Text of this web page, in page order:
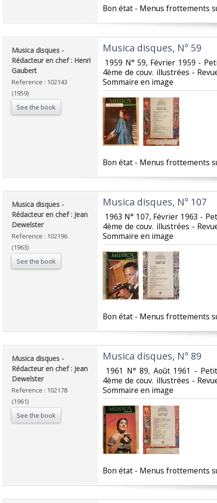
‎Bon état - Menus frottements
‎Musica disques -
Rédacteur en chef : Henri
Gaubert‎
Reference : 102143
(1959)
See the book
‎Musica disques, N° 59‎
1959 N° 59, Février 1959 -
4ème de couv. illustrées -
Sommaire en image‎
‎Bon état - Menus frottements
‎Musica disques -
Rédacteur en chef : Jean
Dewelster‎
Reference : 102196
(1963)
See the book
‎Musica disques, N° 107‎
1963 N° 107, Février 1963 -
4ème de couv. illustrées -
Sommaire en image‎
‎Bon état - Menus frottements
‎Musica disques -
Rédacteur en chef : Jean
Dewelster‎
Reference : 102178
(1961)
See the book
‎Musica disques, N° 89‎
1961 N° 89, Août 1961 -
4ème de couv. illustrées -
Sommaire en image‎
‎Bon état - Menus frottements